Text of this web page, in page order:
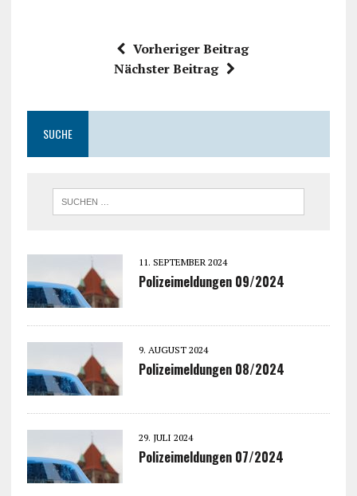
Vorheriger Beitrag
Nächster Beitrag
SUCHE
11. SEPTEMBER 2024
Polizeimeldungen 09/2024
9. AUGUST 2024
Polizeimeldungen 08/2024
29. JULI 2024
Polizeimeldungen 07/2024